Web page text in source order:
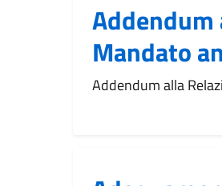
Addendum
Mandato
Addendum alla